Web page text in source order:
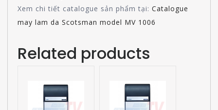
Xem chi tiết catalogue sản phẩm tại: Catalogue
may lam da Scotsman model MV 1006
Related products